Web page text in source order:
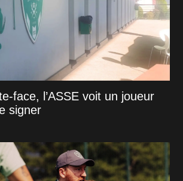
face, l’ASSE voit un joueur
signer